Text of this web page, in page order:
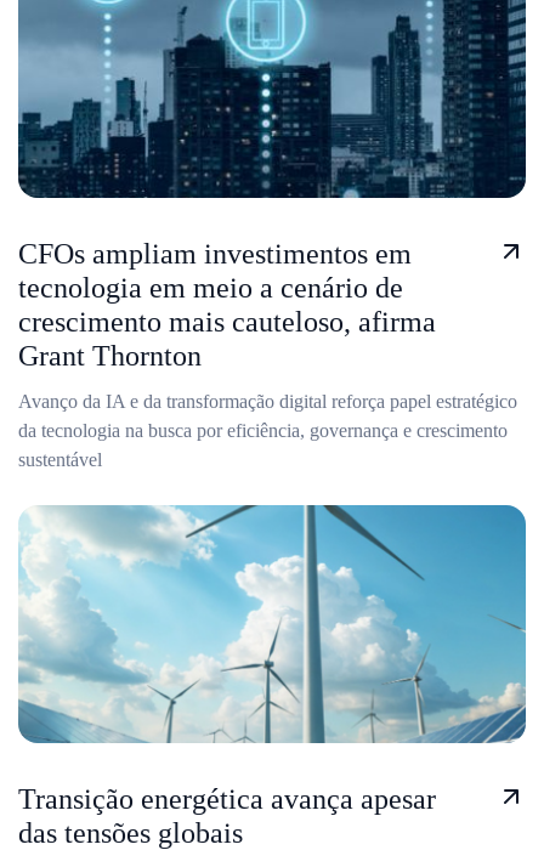
CFOs ampliam investimentos em
tecnologia em meio a cenário de
crescimento mais cauteloso, afirma
Grant Thornton
Avanço da IA e da transformação digital reforça papel estratégico
da tecnologia na busca por eficiência, governança e crescimento
sustentável
Transição energética avança apesar
das tensões globais